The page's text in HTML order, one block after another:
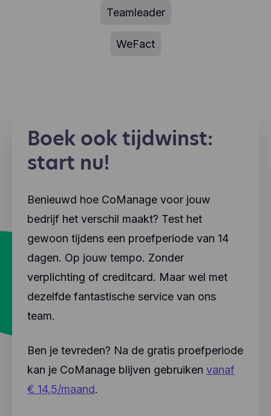
Teamleader
WeFact
Boek ook tijdwinst:
start nu!
Benieuwd hoe CoManage voor jouw
bedrijf het verschil maakt? Test het
gewoon tijdens een proefperiode van 14
dagen. Op jouw tempo. Zonder
verplichting of creditcard. Maar wel met
dezelfde fantastische service van ons
team.
Ben je tevreden? Na de gratis proefperiode
kan je CoManage blijven gebruiken vanaf
€ 14,5/maand.